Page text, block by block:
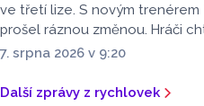
ve třetí lize. S novým trenérem
prošel ráznou změnou. Hráči
7. srpna 2026 v 9:20
Další zprávy z rychlovek